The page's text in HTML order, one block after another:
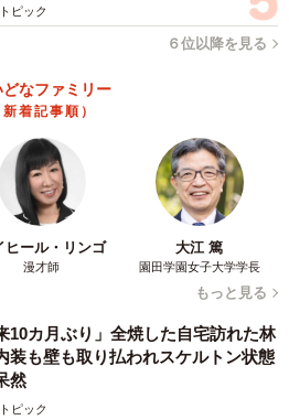
ひ白秋さんのお話を参考にして
じ、経営コンサルタントの 波頭
こと。「波頭亮さんの著書やツイ
う形でなくても物事を考えるう
きです。文章を書く時も参考に
ことなので、ご興味ある方はぜ
い。波頭亮さんTwitterアカウン
ピック
６位以降を見る
どなファミリー
新着記事順）
ヒール・リンゴ
漫才師
大江 篤
園田学園女子大学学長
もっと見る
10カ月ぶり」全焼した自宅訪れた林
も壁も取り払われスケルトン状態
然
ピック